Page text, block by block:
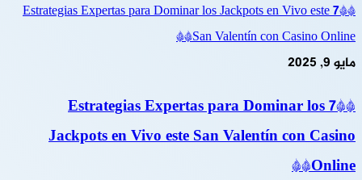
**7 Estrategias Expertas para Dominar los Jackpots en Vivo este
San Valentín con Casino Online**
مايو 9, 2025
**7 Estrategias Expertas para Dominar los
Jackpots en Vivo este San Valentín con Casino
Online**